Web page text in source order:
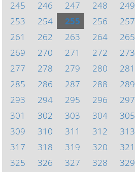
245
246 247 248 249
253
254 255 256 257
261
262 263 264 265
269
270 271 272 273
277
278 279 280 281
285
286 287 288 289
293
294 295 296 297
301
302 303 304 305
309
310 311 312 313
317
318 319 320 321
325
326 327 328 329